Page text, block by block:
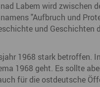
& -
Schule-Wirtschaft
Infrastruktur
Labem wird zwischen
"Aufbruch und
und Geschichten
1968 stark betroffen.
1968 geht. Es sollte
für die ostdeutsche